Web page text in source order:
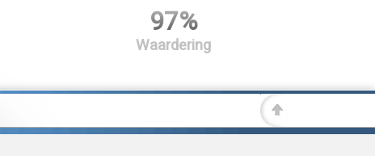
97%
Waardering